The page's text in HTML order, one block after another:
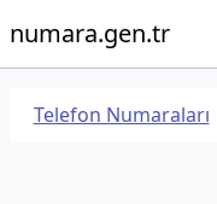
numara.gen.tr
Telefon Numaraları